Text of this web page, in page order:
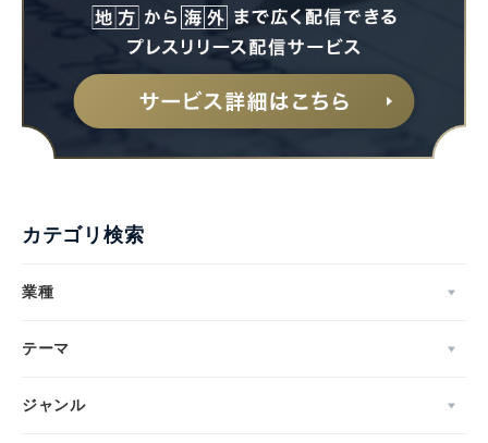
カテゴリ検索
業種
テーマ
ジャンル